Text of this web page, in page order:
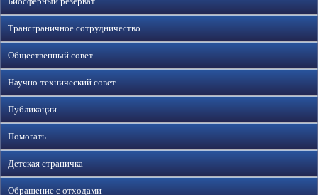
Трансграничное сотрудничество
Общественный совет
Научно-технический совет
Публикации
Помогать
Детская страничка
Обращение с отходами